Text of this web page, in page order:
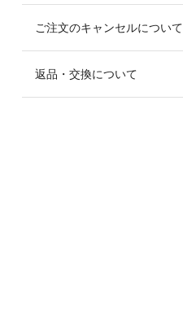
ご注文のキャンセルについて
返品・交換について